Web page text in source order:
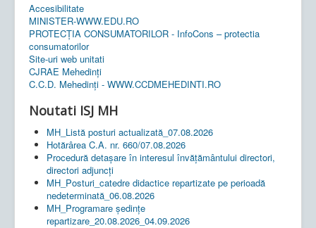
Accesibilitate
MINISTER-WWW.EDU.RO
PROTECȚIA CONSUMATORILOR - InfoCons – protectia
consumatorilor
Site-uri web unitati
CJRAE Mehedinți
C.C.D. Mehedinţi - WWW.CCDMEHEDINTI.RO
Noutati ISJ MH
MH_Listă posturi actualizată_07.08.2026
Hotărârea C.A. nr. 660/07.08.2026
Procedură detașare în interesul învățământului directori,
directori adjuncți
MH_Posturi_catedre didactice repartizate pe perioadă
nedeterminată_06.08.2026
MH_Programare ședințe
repartizare_20.08.2026_04.09.2026